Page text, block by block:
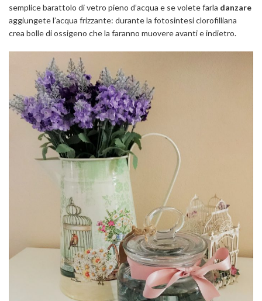
semplice barattolo di vetro pieno d’acqua e se volete farla danzare
aggiungete l’acqua frizzante: durante la fotosintesi clorofilliana
crea bolle di ossigeno che la faranno muovere avanti e indietro.